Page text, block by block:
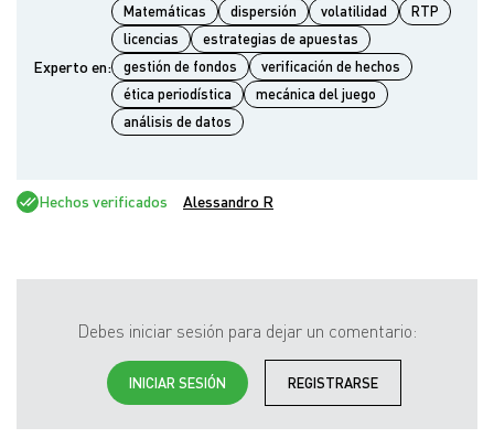
Experto en:
Matemáticas dispersión volatilidad
RTP
licencias
estrategias de apuestas
gestión de fondos
verificación de hechos
ética periodística
mecánica del juego
análisis de datos
Hechos verificados Alessandro R
Debes iniciar sesión para dejar un comentario:
INICIAR SESIÓN REGISTRARSE